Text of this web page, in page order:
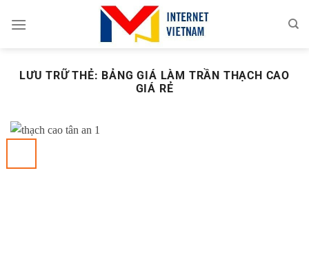
đến
LƯU TRỮ THẺ: BẢNG GIÁ LÀM TRẦN THẠCH CAO
GIÁ RẺ